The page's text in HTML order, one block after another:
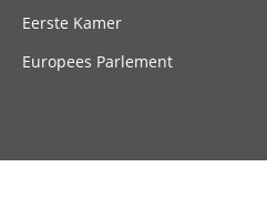
Eerste Kamer
Europees Parlement